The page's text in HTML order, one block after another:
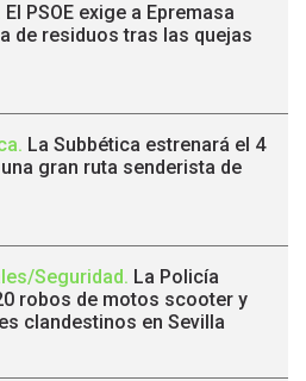
El PSOE exige a Epremasa
de residuos tras las quejas
. La Subbética estrenará el 4
gran ruta senderista de
Seguridad. La Policía
robos de motos scooter y
clandestinos en Sevilla